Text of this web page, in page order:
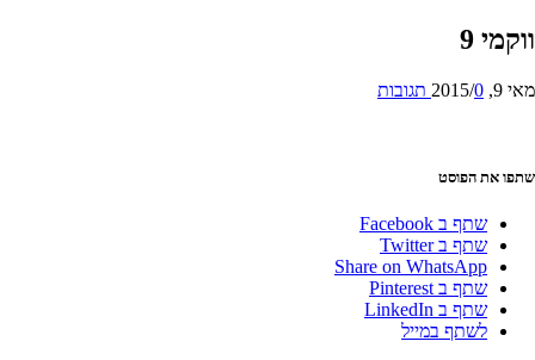
9
2015
/ 0 תגובות
את הפוסט
שתף ב Facebook
שתף ב Twitter
Share on WhatsApp
שתף ב Pinterest
שתף ב LinkedIn
לשתף במייל